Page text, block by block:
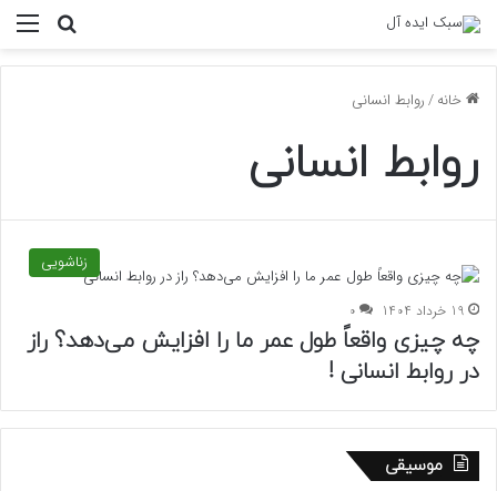
خانه/روابط انسانی
روابط انسانی
زناشویی
19 خرداد 1404 0
چه چیزی واقعاً طول عمر ما را افزایش می‌دهد؟ راز
در روابط انسانی !
موسیقی